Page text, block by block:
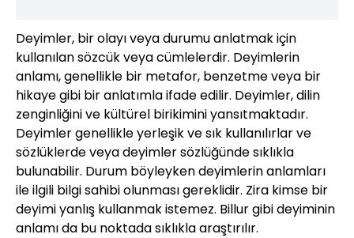
Deyimler, bir olayı veya durumu anlatmak için
kullanılan sözcük veya cümlelerdir. Deyimlerin
anlamı, genellikle bir metafor, benzetme veya bir
hikaye gibi bir anlatımla ifade edilir. Deyimler, dilin
zenginliğini ve kültürel birikimini yansıtmaktadır.
Deyimler genellikle yerleşik ve sık kullanılırlar ve
sözlüklerde veya deyimler sözlüğünde sıklıkla
bulunabilir. Durum böyleyken deyimlerin anlamları
ile ilgili bilgi sahibi olunması gereklidir. Zira kimse bir
deyimi yanlış kullanmak istemez. Billur gibi deyiminin
anlamı da bu noktada sıklıkla araştırılır.